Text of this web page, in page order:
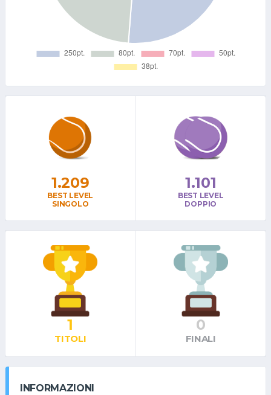
1.209
BEST LEVEL
SINGOLO
1.101
BEST LEVEL
DOPPIO
1
TITOLI
0
FINALI
INFORMAZIONI